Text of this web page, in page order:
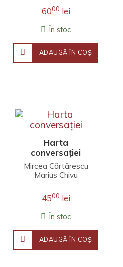
6000 lei
În stoc
ADAUGĂ ÎN COŞ
Harta
conversației
Mircea Cărtărescu
Marius Chivu
4500 lei
În stoc
ADAUGĂ ÎN COŞ